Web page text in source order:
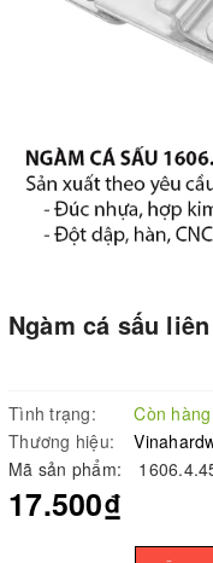
Ngàm cá sấu
Tình trạng:
Còn hàng
Thương hiệu:
Mã sản phẩm:
17.500₫